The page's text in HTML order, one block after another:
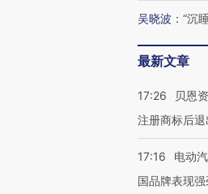
吴晓波 ： “沉
最新文章
17:26
贝恩
注册商标后退
17:16
电动
国品牌表现